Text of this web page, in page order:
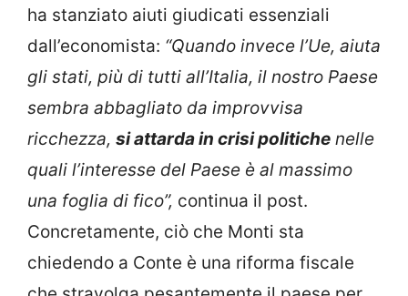
ha stanziato aiuti giudicati essenziali
dall’economista: “Quando invece l’Ue, aiuta
gli stati, più di tutti all’Italia, il nostro Paese
sembra abbagliato da improvvisa
ricchezza, si attarda in crisi politiche nelle
quali l’interesse del Paese è al massimo
una foglia di fico”, continua il post.
Concretamente, ciò che Monti sta
chiedendo a Conte è una riforma fiscale